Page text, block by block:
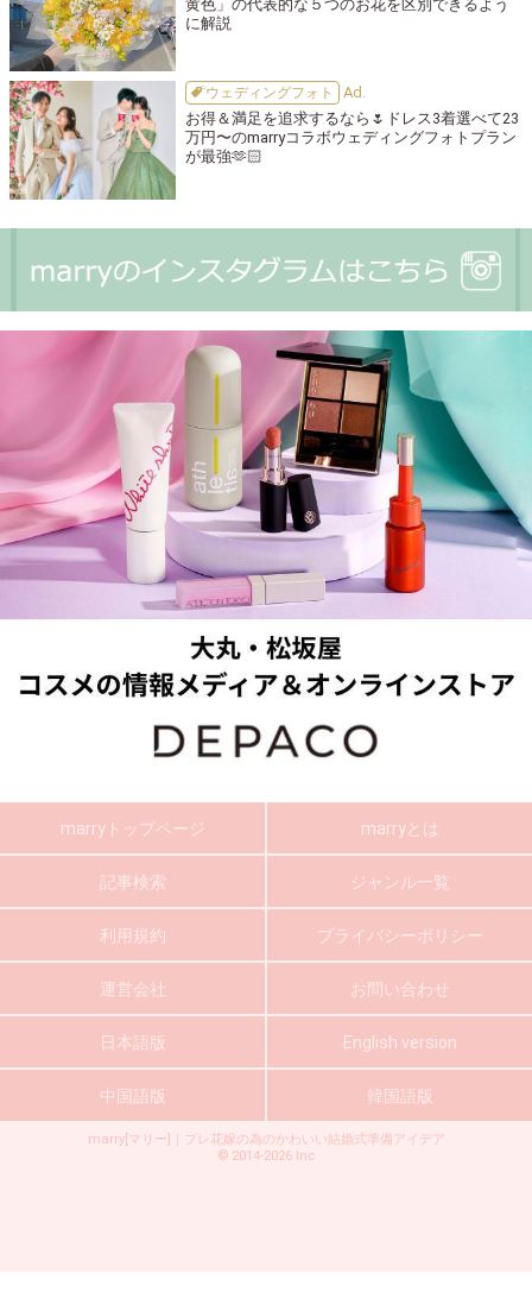
黄色」の代表的な５つのお花を区別できるよう
に解説
ウェディングフォト
お得＆満足を追求するなら🌷ドレス3着選べて23
万円〜のmarryコラボウェディングフォトプラン
が最強🫶🏻
marryトップページ marryとは
記事検索 ジャンル一覧
利用規約 プライバシーポリシー
運営会社 お問い合わせ
日本語版 English version
中国語版 韓国語版
marry[マリー]｜プレ花嫁の為のかわいい結婚式準備アイデア
© 2014-2026 Inc